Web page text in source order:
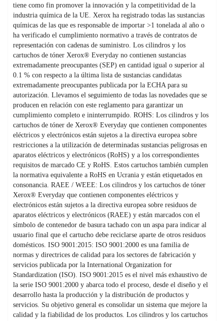
tiene como fin promover la innovación y la competitividad de la
industria química de la UE. Xerox ha registrado todas las sustancias
químicas de las que es responsable de importar >1 tonelada al año o
ha verificado el cumplimiento normativo a través de contratos de
representación con cadenas de suministro. Los cilindros y los
cartuchos de tóner Xerox® Everyday no contienen sustancias
extremadamente preocupantes (SEP) en cantidad igual o superior al
0.1 % con respecto a la última lista de sustancias candidatas
extremadamente preocupantes publicada por la ECHA para su
autorización. Llevamos el seguimiento de todas las novedades que se
producen en relación con este reglamento para garantizar un
cumplimiento completo e ininterrumpido. ROHS: Los cilindros y los
cartuchos de tóner de Xerox® Everyday que contienen componentes
eléctricos y electrónicos están sujetos a la directiva europea sobre
restricciones a la utilización de determinadas sustancias peligrosas en
aparatos eléctricos y electrónicos (RoHS) y a los correspondientes
requisitos de marcado CE y RoHS. Estos cartuchos también cumplen
la normativa equivalente a RoHS en Ucrania y están etiquetados en
consonancia. RAEE / WEEE: Los cilindros y los cartuchos de tóner
Xerox® Everyday que contienen componentes eléctricos y
electrónicos están sujetos a la directiva europea sobre residuos de
aparatos eléctricos y electrónicos (RAEE) y están marcados con el
símbolo de contenedor de basura tachado con un aspa para indicar al
usuario final que el cartucho debe reciclarse aparte de otros residuos
domésticos. ISO 9001:2015: ISO 9001:2000 es una familia de
normas y directrices de calidad para los sectores de fabricación y
servicios publicada por la International Organization for
Standardization (ISO). ISO 9001:2015 es el nivel más exhaustivo de
la serie ISO 9001:2000 y abarca todo el proceso, desde el diseño y el
desarrollo hasta la producción y la distribución de productos y
servicios. Su objetivo general es consolidar un sistema que mejore la
calidad y la fiabilidad de los productos. Los cilindros y los cartuchos